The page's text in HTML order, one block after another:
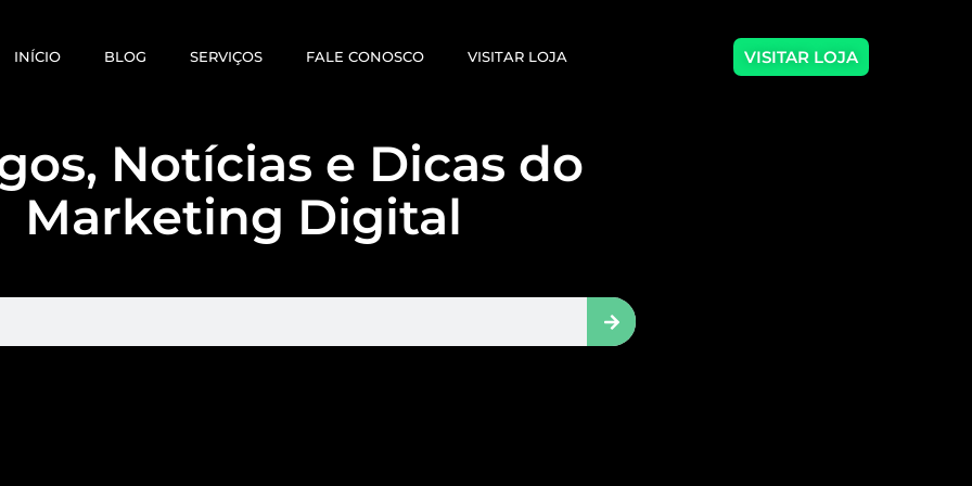
INÍCIO BLOG SERVIÇOS FALE CONOSCO VISITAR LOJA VISITAR LOJA
Notícias e Dicas do
Marketing Digital